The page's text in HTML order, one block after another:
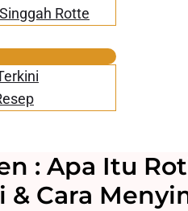
Rotte
: Apa Itu
& Cara